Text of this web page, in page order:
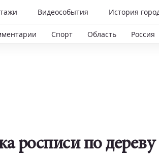
Видеособытия История
Спорт Область Россия
росписи по дереву